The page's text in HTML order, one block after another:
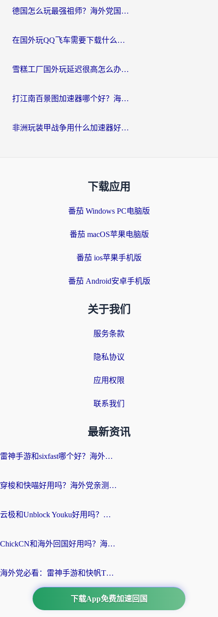
德国怎么玩最强祖师？海外党国服游戏加速器选择全攻略（附宝可梦Online实测）
在国外玩QQ飞车需要下载什么加速器呢？海外党亲测有效的国服游戏加速指南
雪糕工厂国外玩延迟很高怎么办？海外玩家国服游戏加速终极攻略（附实测推荐）
打江南百景图加速器哪个好？海外党踩坑N次后，终于找到不卡的秘诀
非洲玩装甲战争用什么加速器好？海外党亲测有效的国服游戏加速方案
下载应用
番茄 Windows PC电脑版
番茄 macOS苹果电脑版
番茄 ios苹果手机版
番茄 Android安卓手机版
关于我们
服务条款
隐私协议
应用权限
联系我们
最新资讯
雷神手游和sixfast哪个好？海外党亲测3款回国加速器，教你选对不踩坑
穿梭和快喵好用吗？海外党亲测：小众加速器对比+番茄加速器深度体验
云极和Unblock Youku好用吗？海外党亲测+2026回国加速器避坑指南
ChickCN和海外回国好用吗？海外党2026亲测：从手游到影音，选对加速器的3个关键
海外党必看：雷神手游和快帆TV版好用吗？3步选对回国加速器不踩坑
下载App免费加速回国